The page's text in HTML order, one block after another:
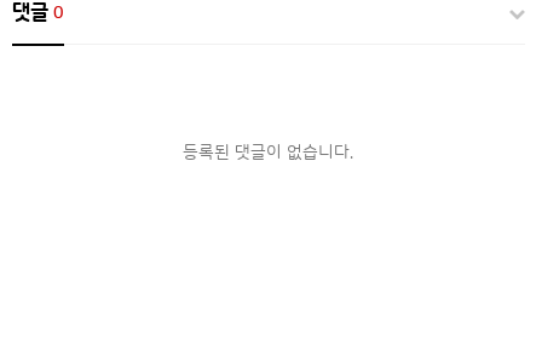
댓글 0
등록된 댓글이 없습니다.